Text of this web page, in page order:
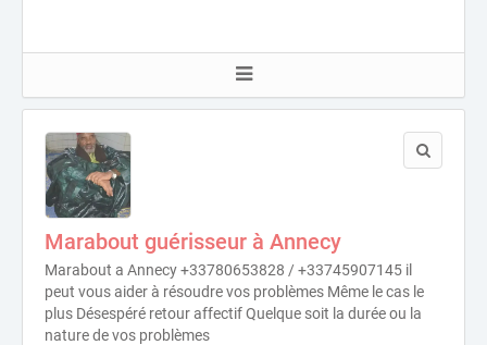
Marabout guérisseur à Annecy
Marabout a Annecy +33780653828 / +33745907145 il
peut vous aider à résoudre vos problèmes Même le cas le
plus Désespéré retour affectif Quelque soit la durée ou la
nature de vos problèmes